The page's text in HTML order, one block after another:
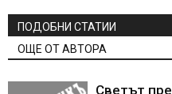
ПОДОБНИ СТАТИИ
ОЩЕ ОТ АВТОРА
Светът